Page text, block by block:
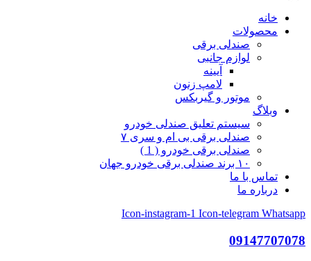
خانه
محصولات
صندلی برقی
لوازم جانبی
آیینه
لامپ زنون
موتور و گیربکس
وبلاگ
سیستم تعلیق صندلی خودرو
صندلی برقی بی ام و سری ۷
صندلی برقی خودرو ( 1 )
۱۰ برند صندلی برقی خودرو جهان
تماس با ما
درباره ما
Icon-instagram-1 Icon-telegram Whatsapp
09147707078